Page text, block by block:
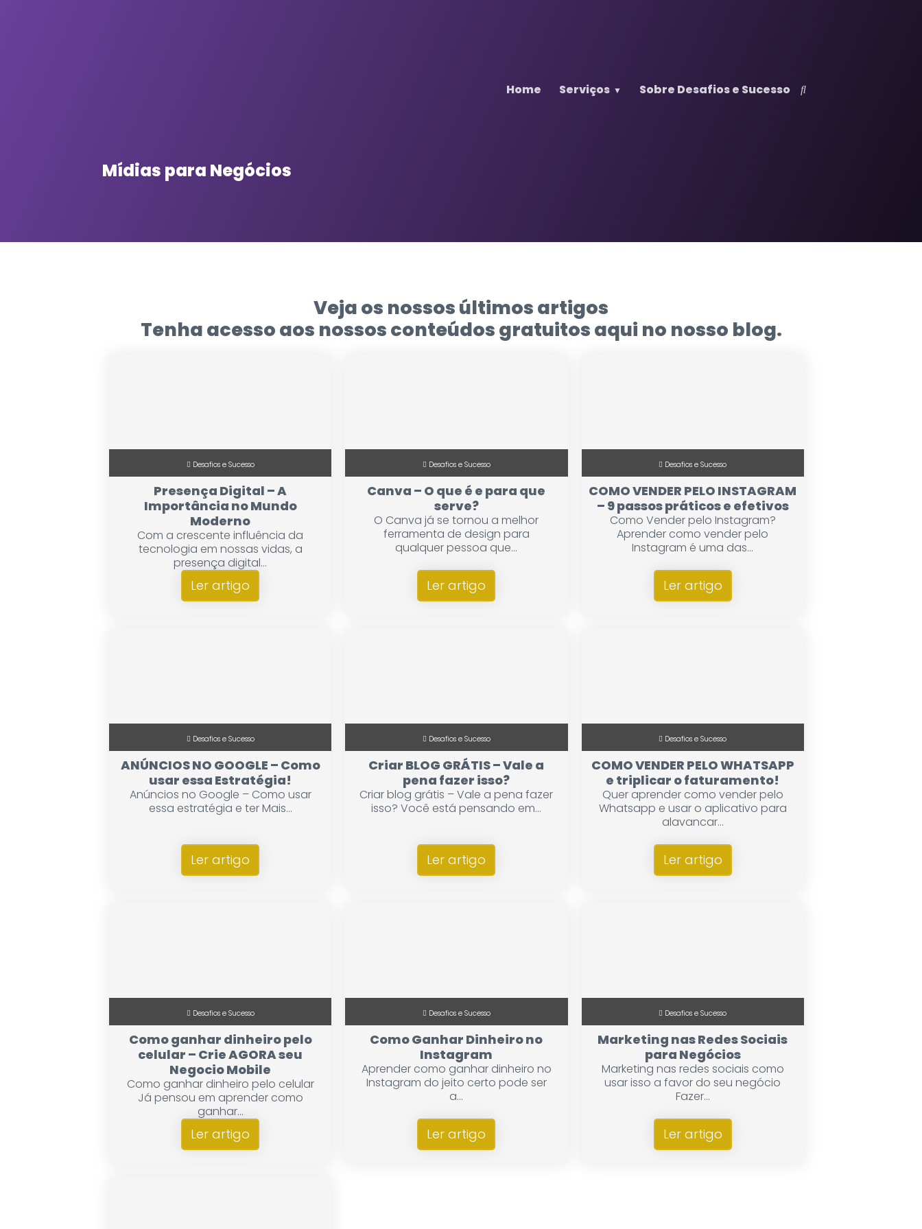
Home Serviços Sobre Desafios e Sucesso
Mídias para Negócios
Veja os nossos últimos artigos
Tenha acesso aos nossos conteúdos gratuitos aqui no nosso blog.
Desafios e Sucesso
Presença Digital – A
Importância no Mundo
Moderno
Com a crescente influência da
tecnologia em nossas vidas, a
presença digital...
Ler artigo
Desafios e Sucesso
Canva – O que é e para que
serve?
O Canva já se tornou a melhor
ferramenta de design para
qualquer pessoa que...
Ler artigo
Desafios e Sucesso
COMO VENDER PELO INSTAGRAM
– 9 passos práticos e efetivos
Como Vender pelo Instagram?
Aprender como vender pelo
Instagram é uma das...
Ler artigo
Desafios e Sucesso
ANÚNCIOS NO GOOGLE – Como
usar essa Estratégia!
Anúncios no Google – Como usar
essa estratégia e ter Mais...
Ler artigo
Desafios e Sucesso
Criar BLOG GRÁTIS – Vale a
pena fazer isso?
Criar blog grátis – Vale a pena fazer
isso? Você está pensando em...
Ler artigo
Desafios e Sucesso
COMO VENDER PELO WHATSAPP
e triplicar o faturamento!
Quer aprender como vender pelo
Whatsapp e usar o aplicativo para
alavancar...
Ler artigo
Desafios e Sucesso
Como ganhar dinheiro pelo
celular – Crie AGORA seu
Negocio Mobile
Como ganhar dinheiro pelo celular
Já pensou em aprender como
ganhar...
Ler artigo
Desafios e Sucesso
Como Ganhar Dinheiro no
Instagram
Aprender como ganhar dinheiro no
Instagram do jeito certo pode ser
a...
Ler artigo
Desafios e Sucesso
Marketing nas Redes Sociais
para Negócios
Marketing nas redes sociais como
usar isso a favor do seu negócio
Fazer...
Ler artigo